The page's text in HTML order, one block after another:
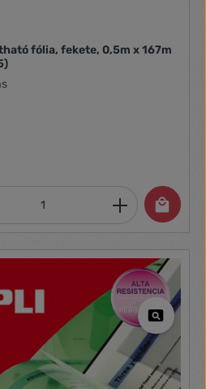
gombokat a
mennyiséget, vagy
fólia, fekete, 0,5m x 167m
Adja